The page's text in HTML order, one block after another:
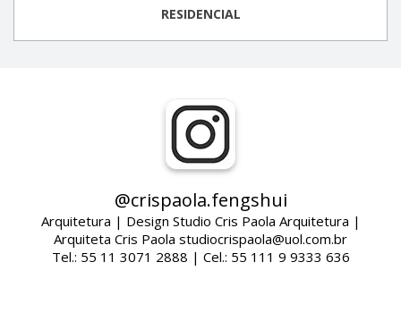
RESIDENCIAL
@crispaola.fengshui
Arquitetura | Design Studio Cris Paola Arquitetura |
Arquiteta Cris Paola studiocrispaola@uol.com.br
Tel.: 55 11 3071 2888 | Cel.: 55 111 9 9333 636